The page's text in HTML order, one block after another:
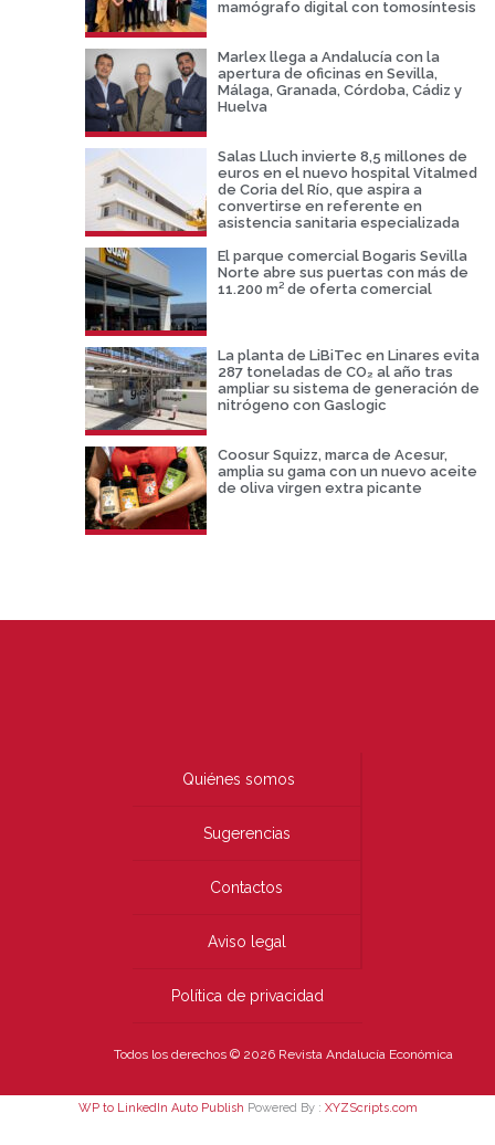
mamógrafo digital con tomosíntesis
Marlex llega a Andalucía con la
apertura de oficinas en Sevilla,
Málaga, Granada, Córdoba, Cádiz y
Huelva
Salas Lluch invierte 8,5 millones de
euros en el nuevo hospital Vitalmed
de Coria del Río, que aspira a
convertirse en referente en
asistencia sanitaria especializada
El parque comercial Bogaris Sevilla
Norte abre sus puertas con más de
11.200 m² de oferta comercial
La planta de LiBiTec en Linares evita
287 toneladas de CO₂ al año tras
ampliar su sistema de generación de
nitrógeno con Gaslogic
Coosur Squizz, marca de Acesur,
amplia su gama con un nuevo aceite
de oliva virgen extra picante
Quiénes somos
Sugerencias
Contactos
Aviso legal
Política de privacidad
Todos los derechos © 2026 Revista Andalucía Económica
WP to LinkedIn Auto Publish Powered By : XYZScripts.com